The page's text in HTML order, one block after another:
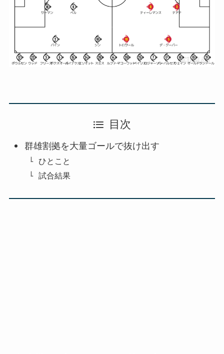
目次
群雄割拠を大量ゴールで抜け出す
ひとこと
試合結果